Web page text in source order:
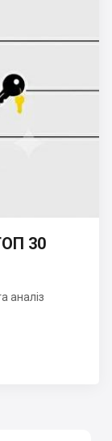
30
аналіз